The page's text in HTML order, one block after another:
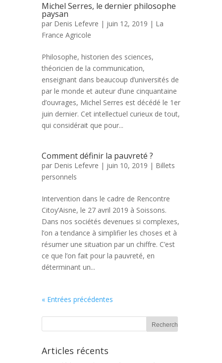
Michel Serres, le dernier philosophe
paysan
par Denis Lefevre | juin 12, 2019 | La
France Agricole
Philosophe, historien des sciences,
théoricien de la communication,
enseignant dans beaucoup d’universités de
par le monde et auteur d’une cinquantaine
d’ouvrages, Michel Serres est décédé le 1er
juin dernier. Cet intellectuel curieux de tout,
qui considérait que pour...
Comment définir la pauvreté ?
par Denis Lefevre | juin 10, 2019 | Billets
personnels
Intervention dans le cadre de Rencontre
Citoy’Aisne, le 27 avril 2019 à Soissons.
Dans nos sociétés devenues si complexes,
l’on a tendance à simplifier les choses et à
résumer une situation par un chiffre. C’est
ce que l’on fait pour la pauvreté, en
déterminant un...
« Entrées précédentes
Articles récents